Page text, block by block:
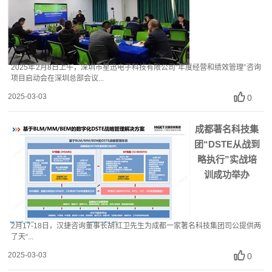
2025年2月8日上午，深圳市星迅电子科技有限公司“年度经营和绩效管理”咨询
项目启动会在深圳总部会议...
2025-03-03 0
成都‮名著‬科技集
团“DSTE从战‮到
略‬执行”实战培
训成功举办
2月17-18日，汉‮咨捷‬询董事长胡红‮先卫‬生为成都一家‮名著‬科技集团‮公司‬提供‮两
了‬天“...
2025-03-03 0